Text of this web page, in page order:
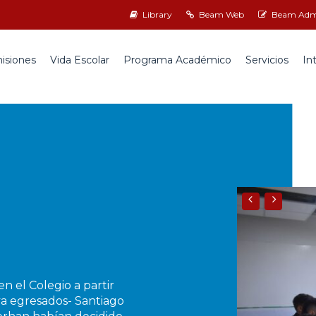
Library Beam Web Beam
Vida Escolar Programa Académico Servicios
el Colegio a partir
egresados- Santiago